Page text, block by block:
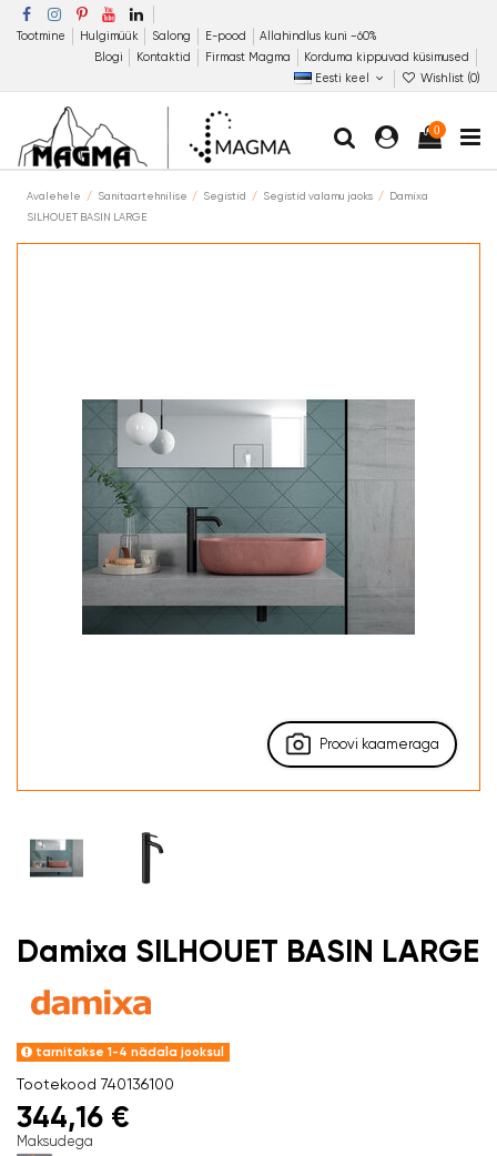
Tootmine Hulgimüük Salong E-pood
Allahindlus kuni −60%
Blogi
Kontaktid Firmast Magma
Korduma kippuvad küsimused
Eesti keel
Wishlist (0)
0
Avalehele Sanitaartehnilise Segistid Segistid valamu jaoks
Damixa
SILHOUET BASIN LARGE
Proovi kaameraga
Damixa SILHOUET BASIN LARGE
tarnitakse 1-4 nädala jooksul
Tootekood 740136100
344,16 €
Maksudega